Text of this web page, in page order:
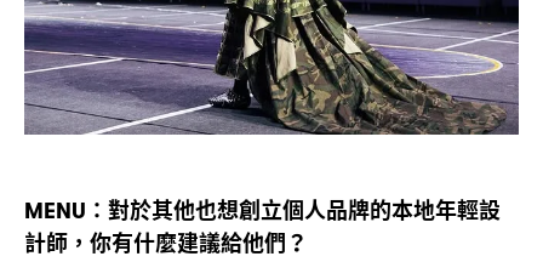
MENU： 對於其他也想創立個人品牌的本地年輕設
計師 ， 你有什麼建議給他們？